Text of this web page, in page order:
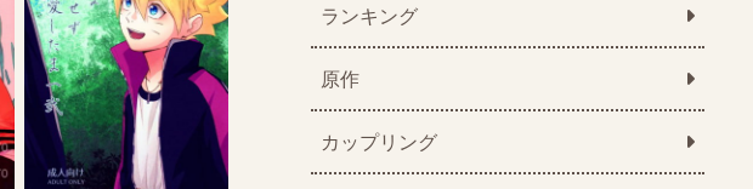
ランキング
原作
カップリング